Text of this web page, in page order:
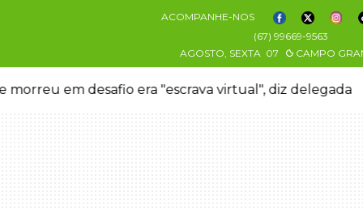
ACOMPANHE-NOS
(67) 99669-9563
AGOSTO, SEXTA 07 CAMPO
morreu em desafio era "escrava virtual", diz delegada